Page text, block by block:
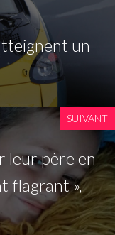
un
SUIVANT
leur père en
flagrant »,